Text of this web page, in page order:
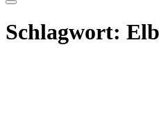
Schlagwort: